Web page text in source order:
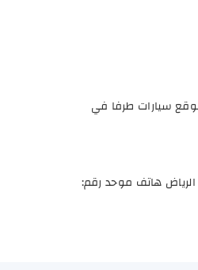
سيارات طرفا في
الرياض هاتف موحد رقم: